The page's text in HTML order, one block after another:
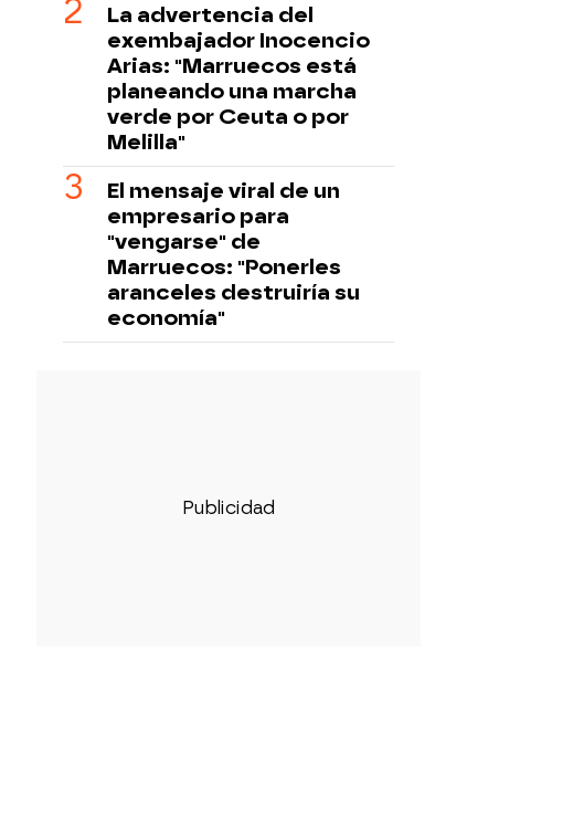
La advertencia del
exembajador Inocencio
Arias: "Marruecos está
planeando una marcha
verde por Ceuta o por
Melilla"
El mensaje viral de un
empresario para
"vengarse" de
Marruecos: "Ponerles
aranceles destruiría su
economía"